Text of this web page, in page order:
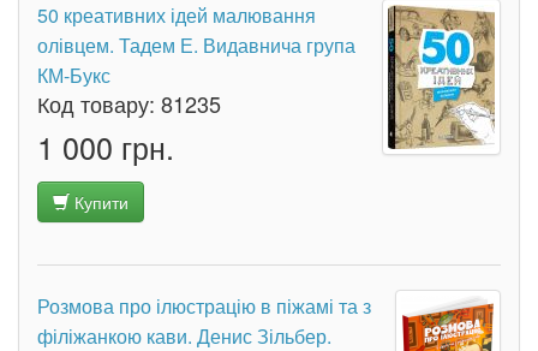
50 креативних ідей малювання
олівцем. Тадем Е. Видавнича група
КМ-Букс
Код товару: 81235
1 000 грн.
Купити
Розмова про ілюстрацію в піжамі та з
філіжанкою кави. Денис Зільбер.